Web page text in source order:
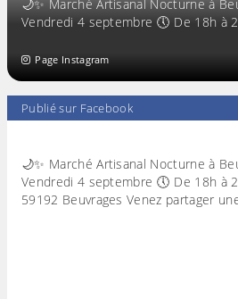
🌙✨ Marché Artisanal Nocturne à
Vendredi 4 septembre 🕔 De 18h à
Page Instagram
Publié sur Facebook
🌙✨ Marché Artisanal Nocturne à
Vendredi 4 septembre 🕔 De 18h à
59192 Beuvrages Venez partager